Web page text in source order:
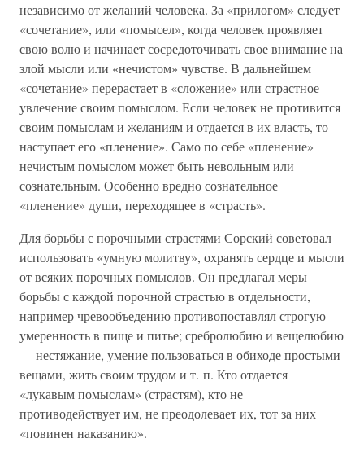
независимо от желаний человека. За «прилогом» следует
«сочетание», или «помысел», когда человек проявляет
свою волю и начинает сосредоточивать свое внимание на
злой мысли или «нечистом» чувстве. В дальнейшем
«сочетание» перерастает в «сложение» или страстное
увлечение своим помыслом. Если человек не противится
своим помыслам и желаниям и отдается в их власть, то
наступает его «пленение». Само по себе «пленение»
нечистым помыслом может быть невольным или
сознательным. Особенно вредно сознательное
«пленение» души, переходящее в «страсть».
Для борьбы с порочными страстями Сорский советовал
использовать «умную молитву», охранять сердце и мысли
от всяких порочных помыслов. Он предлагал меры
борьбы с каждой порочной страстью в отдельности,
например чревообъедению противопоставлял строгую
умеренность в пище и питье; сребролюбию и вещелюбию
— нестяжание, умение пользоваться в обиходе простыми
вещами, жить своим трудом и т. п. Кто отдается
«лукавым помыслам» (страстям), кто не
противодействует им, не преодолевает их, тот за них
«повинен наказанию».